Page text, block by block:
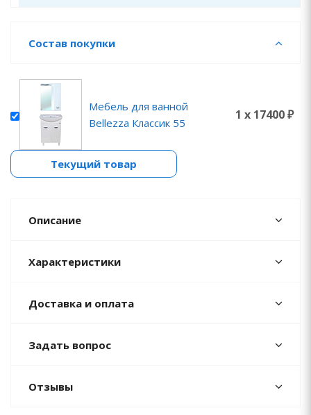
Состав покупки
Мебель для ванной
Bellezza Классик 55
1 x 17400 ₽
Текущий товар
Описание
Характеристики
Доставка и оплата
Задать вопрос
Отзывы